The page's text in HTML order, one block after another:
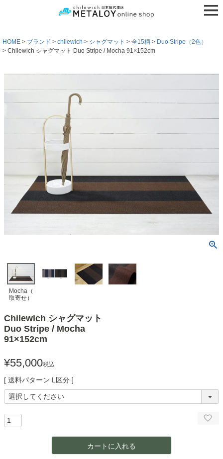
HOME ブランド chilewich シャグマット 全15柄
Duo Stripe（2色）
Chilewich シャグマット Duo Stripe / Mocha 91×152cm
Mocha（
取寄せ）
Chilewich シャグマット
Duo Stripe / Mocha
91×152cm
¥55,000税込
送料パターン L区分
カートに入れる